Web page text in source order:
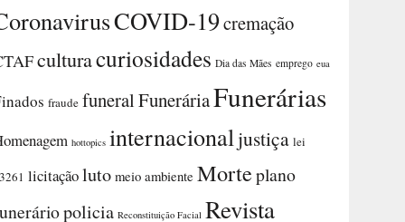
COVID-19cremação
culturacuriosidades Dia das Mães emprego eua
fraude funeralFuneráriaFunerárias
hottopics internacionaljustiça lei
licitaçãoluto meio ambiente Morteplano
policia Reconstituição Facial Revista